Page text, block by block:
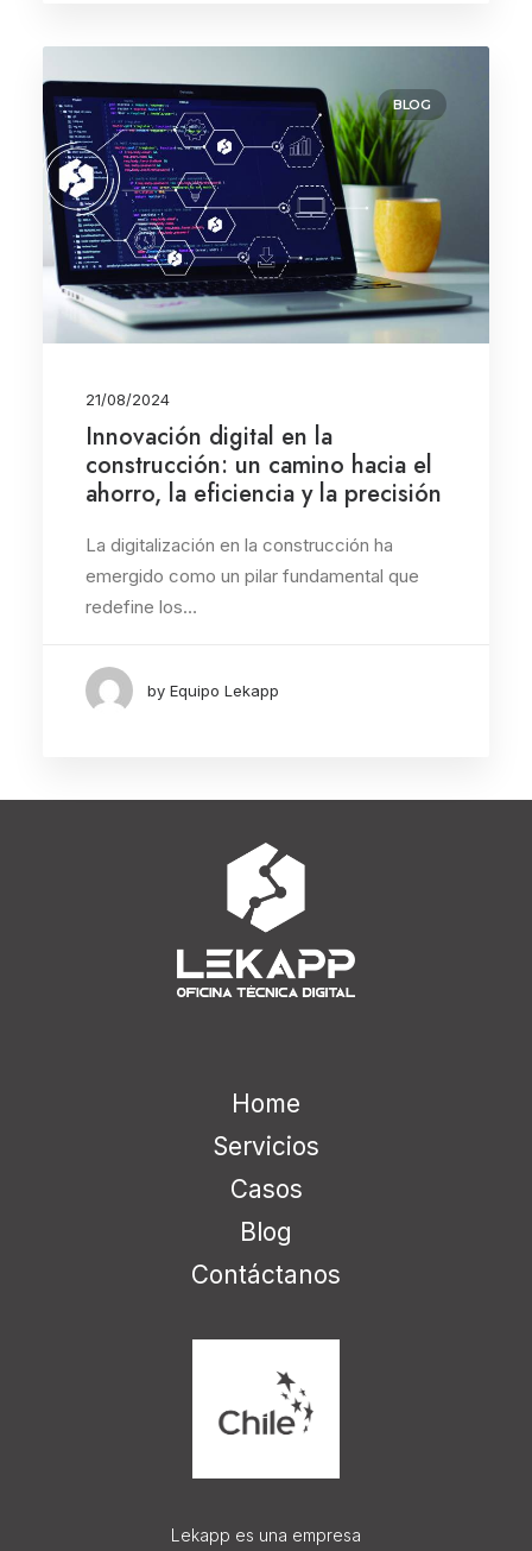
BLOG
21/08/2024
Innovación digital en la
construcción: un camino hacia el
ahorro, la eficiencia y la precisión
La digitalización en la construcción ha
emergido como un pilar fundamental que
redefine los…
by Equipo Lekapp
Home
Servicios
Casos
Blog
Contáctanos
Lekapp es una empresa